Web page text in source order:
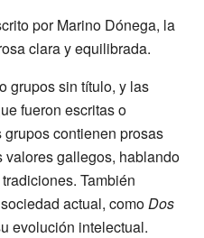
por Marino Dónega, la
clara y equilibrada.
grupos sin título, y las
fueron escritas o
contienen prosas
gallegos, hablando
También
actual, como Dos
evolución intelectual.